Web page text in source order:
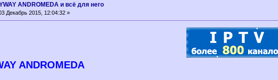
ANDROMEDA и всё для него
Декабрь 2015, 12:04:32 »
ANDROMEDA